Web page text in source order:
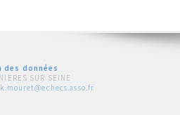
données
SUR SEINE